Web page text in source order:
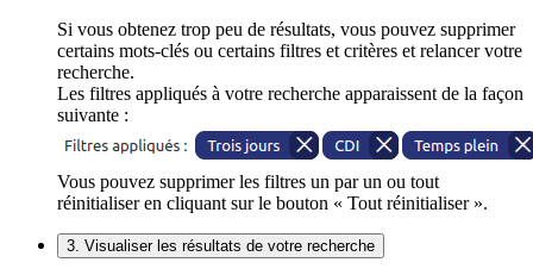
Si vous obtenez trop peu de résultats, vous pouvez supprimer
certains mots-clés ou certains filtres et critères et relancer votre
recherche.
Les filtres appliqués à votre recherche apparaissent de la façon
suivante :
Vous pouvez supprimer les filtres un par un ou tout
réinitialiser en cliquant sur le bouton « Tout réinitialiser ».
3. Visualiser les résultats de votre recherche